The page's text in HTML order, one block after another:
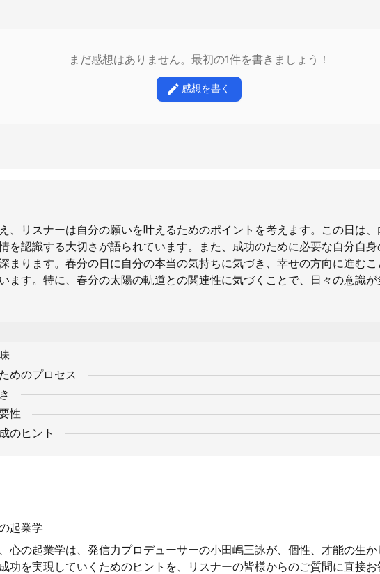
まだ感想はありません。最初の1件を書きましょう！
感想を書く
、リスナーは自分の願いを叶えるためのポイントを考えます。この日は
を認識する大切さが語られています。また、成功のために必要な自分自
まります。春分の日に自分の本当の気持ちに気づき、幸せの方向に進む
ます。特に、春分の太陽の軌道との関連性に気づくことで、日々の意識が
めのプロセス
性
のヒント
起業学
心の起業学は、発信力プロデューサーの小田嶋三詠が、個性、才能の生か
功を実現していくためのヒントを、リスナーの皆様からのご質問に直接お